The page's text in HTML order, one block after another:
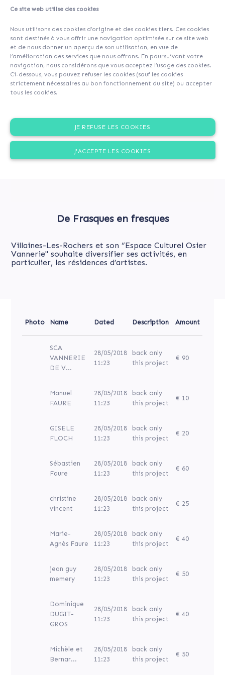
Ce site web utilise des cookies
Nous utilisons des cookies d’origine et des cookies tiers. Ces cookies
sont destinés à vous offrir une navigation optimisée sur ce site web
et de nous donner un aperçu de son utilisation, en vue de
l’amélioration des services que nous offrons. En poursuivant votre
navigation, nous considérons que vous acceptez l’usage des cookies.
Ci-dessous, vous pouvez refuser les cookies (sauf les cookies
strictement nécessaires au bon fonctionnement du site) ou accepter
tous les cookies.
JE REFUSE LES COOKIES
J'ACCEPTE LES COOKIES
De Frasques en fresques
Villaines-Les-Rochers et son “Espace Culturel Osier
Vannerie" souhaite diversifier ses activités, en
particulier, les résidences d’artistes.
Photo Name Dated Description Amount
SCA
VANNERIE
DE V...
28/05/2018
11:23
back only
this project
€ 90
Manuel
FAURE
28/05/2018
11:23
back only
this project
€ 10
GISELE
FLOCH
28/05/2018
11:23
back only
this project
€ 20
Sébastien
Faure
28/05/2018
11:23
back only
this project
€ 60
christine
vincent
28/05/2018
11:23
back only
this project
€ 25
Marie-
Agnès Faure
28/05/2018
11:23
back only
this project
€ 40
jean guy
memery
28/05/2018
11:23
back only
this project
€ 50
Dominique
DUGIT-
GROS
28/05/2018
11:23
back only
this project
€ 40
Michèle et
Bernar...
28/05/2018
11:23
back only
this project
€ 50